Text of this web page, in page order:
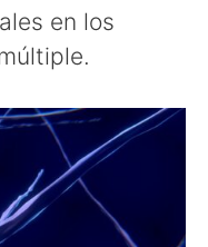
en los